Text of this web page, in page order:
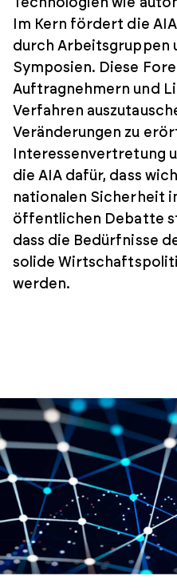
Technologien wie
Im Kern fördert die
durch Arbeitsgruppen
Symposien. Diese
Auftragnehmern und
Verfahren
Veränderungen zu
Interessenvertretung
die AIA dafür, dass
nationalen Sicherheit
öffentlichen Debatte
dass die Bedürfnisse
solide
werden.